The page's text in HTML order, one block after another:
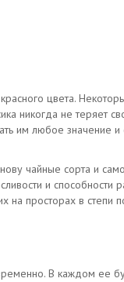
цвета.
никогда не теряет
им любое значение и
чайные сорта и
и способности
просторах в степи
В каждом ее